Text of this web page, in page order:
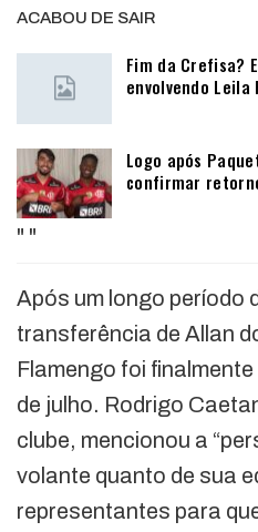
ACABOU DE SAIR
Fim da Crefisa?
envolvendo Leila
Logo após
confirmar
" "
Após um longo período
transferência de Allan
Flamengo foi
de julho. Rodrigo
clube, mencionou a
volante quanto de sua
representantes para